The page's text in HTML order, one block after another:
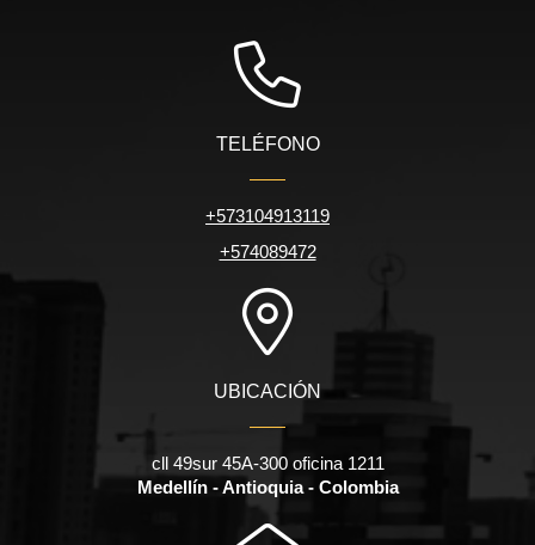
TELÉFONO
+573104913119
+574089472
UBICACIÓN
cll 49sur 45A-300 oficina 1211
Medellín - Antioquia - Colombia